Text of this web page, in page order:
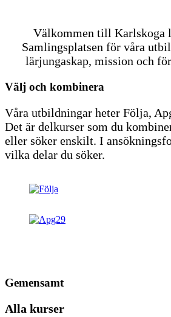
Välkommen till Karlskoga
Samlingsplatsen för våra
lärjungaskap, mission och
Välj och kombinera
Våra utbildningar heter Följa,
Det är delkurser som du
eller söker enskilt. I
vilka delar du söker.
Gemensamt
Alla kurser